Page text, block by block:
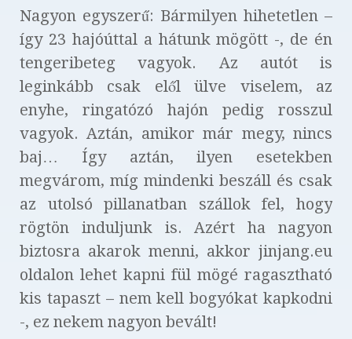
Nagyon egyszerű: Bármilyen hihetetlen –
így 23 hajóúttal a hátunk mögött -, de én
tengeribeteg vagyok. Az autót is
leginkább csak elől ülve viselem, az
enyhe, ringatózó hajón pedig rosszul
vagyok. Aztán, amikor már megy, nincs
baj… Így aztán, ilyen esetekben
megvárom, míg mindenki beszáll és csak
az utolsó pillanatban szállok fel, hogy
rögtön induljunk is. Azért ha nagyon
biztosra akarok menni, akkor jinjang.eu
oldalon lehet kapni fül mögé ragasztható
kis tapaszt – nem kell bogyókat kapkodni
-, ez nekem nagyon bevált!